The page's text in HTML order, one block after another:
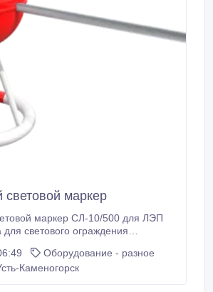
световой маркер
маркер СЛ-10/500 для ЛЭП
светового ограждения
в зонах высокой
воздушных судов, на
Оборудование - разное
Каменогорск